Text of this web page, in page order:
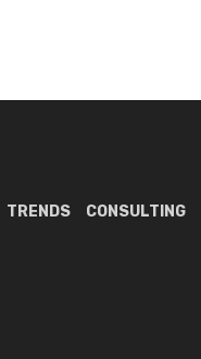
TRENDS CONSULTING